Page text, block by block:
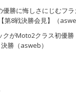
優勝に悔しさにじむフ
第8戦決勝会見】（
クがMoto2クラス初優
勝（asweb）